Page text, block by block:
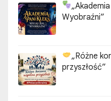
Wyobraźni”
„Różne
przyszłość”